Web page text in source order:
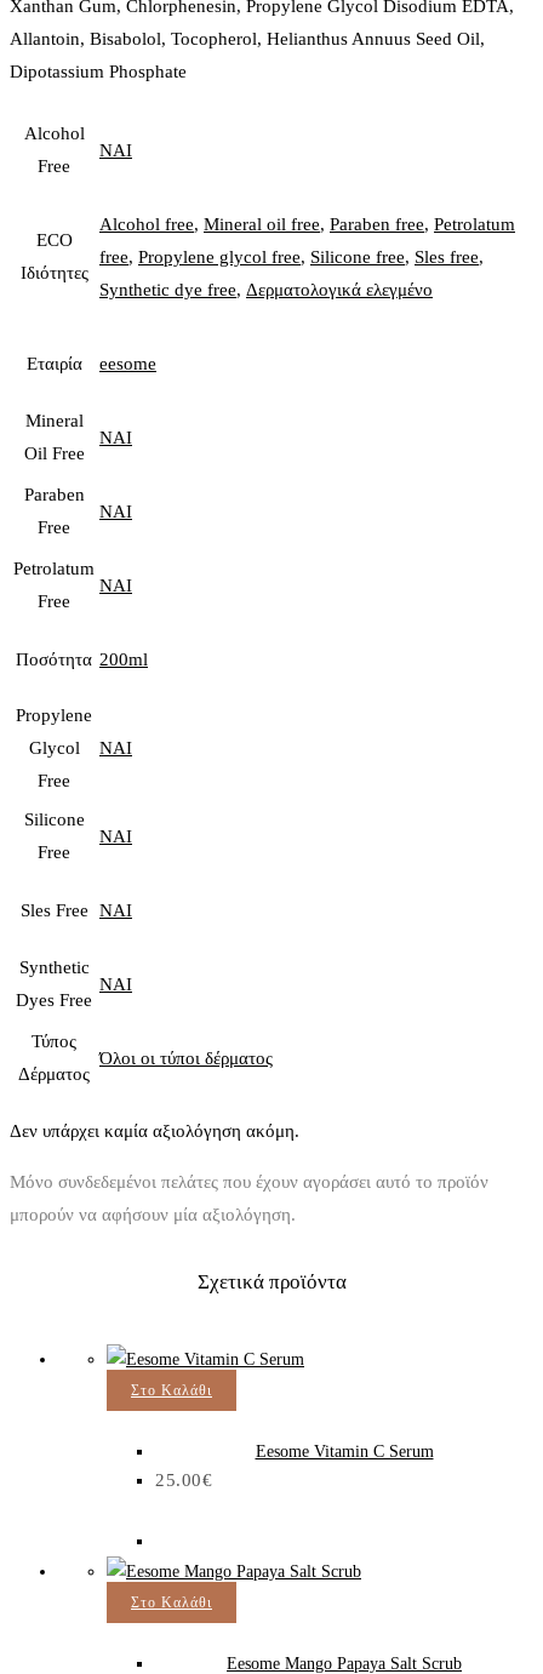
Xanthan Gum, Chlorphenesin, Propylene Glycol Disodium EDTA,
Allantoin, Bisabolol, Tocopherol, Helianthus Annuus Seed Oil,
Dipotassium Phosphate
Alcohol
Free
ΝΑΙ
ECO
Ιδιότητες
Alcohol free, Mineral oil free, Paraben free, Petrolatum
free, Propylene glycol free, Silicone free, Sles free,
Synthetic dye free, Δερματολογικά ελεγμένο
Εταιρία eesome
Mineral
Oil Free
ΝΑΙ
Paraben
Free
ΝΑΙ
Petrolatum
Free
ΝΑΙ
Ποσότητα 200ml
Propylene
Glycol
Free
ΝΑΙ
Silicone
Free
ΝΑΙ
Sles Free ΝΑΙ
Synthetic
Dyes Free
ΝΑΙ
Τύπος
Δέρματος
Όλοι οι τύποι δέρματος
Δεν υπάρχει καμία αξιολόγηση ακόμη.
Μόνο συνδεδεμένοι πελάτες που έχουν αγοράσει αυτό το προϊόν
μπορούν να αφήσουν μία αξιολόγηση.
Σχετικά προϊόντα
Στο Καλάθι
Eesome Vitamin C Serum
25.00€
Στο Καλάθι
Eesome Mango Papaya Salt Scrub